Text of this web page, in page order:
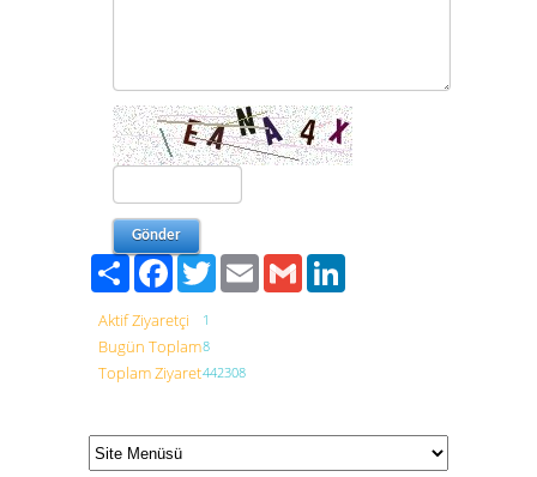
PaylaşFacebook
TwitterEmailGmail
Aktif Ziyaretçi 1
Bugün Toplam8
Toplam Ziyaret442308